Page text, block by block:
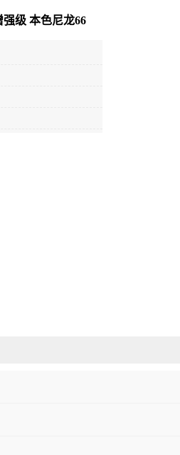
级 本色尼龙66